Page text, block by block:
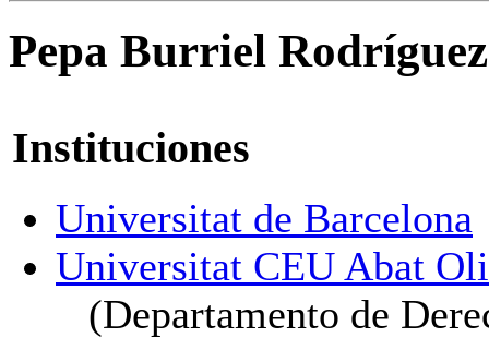
Pepa Burriel
Instituciones
Universitat de Barcelona
Universitat CEU Abat
(Departamento de